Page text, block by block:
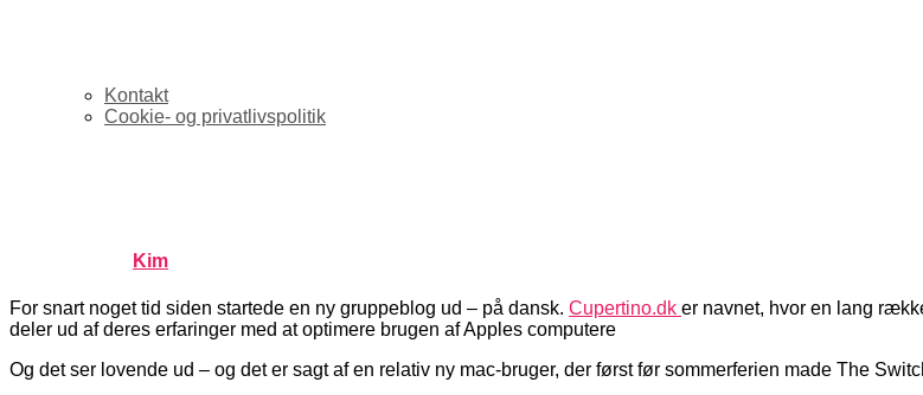
Kontakt
Cookie- og privatlivspolitik
Kim
For snart noget tid siden startede en ny gruppeblog ud – på dansk. Cupertino.dk er navnet, hvor en lang
deler ud af deres erfaringer med at optimere brugen af Apples computere
Og det ser lovende ud – og det er sagt af en relativ ny mac-bruger, der først før sommerferien made The